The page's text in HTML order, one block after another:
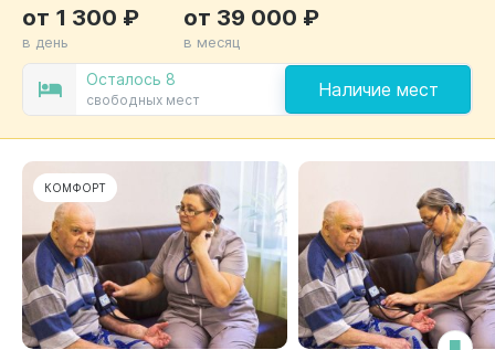
Осталось 8
свободных мест Наличие мест
от 1 300 ₽
в день
от 39 000 ₽
в месяц
КОМФОРТ